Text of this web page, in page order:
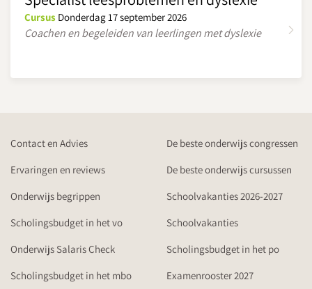
Cursus Donderdag 17 september 2026
Coachen en begeleiden van leerlingen met dyslexie
Contact en Advies
De beste onderwijs congressen
Ervaringen en reviews
De beste onderwijs cursussen
Onderwijs begrippen
Schoolvakanties 2026-2027
Scholingsbudget in het vo
Schoolvakanties
Onderwijs Salaris Check
Scholingsbudget in het po
Scholingsbudget in het mbo
Examenrooster 2027